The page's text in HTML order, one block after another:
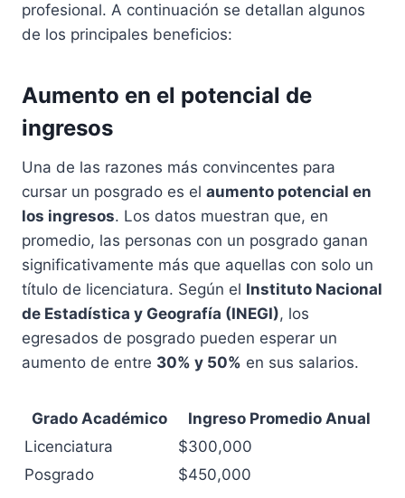
profesional. A continuación se detallan algunos
de los principales beneficios:
Aumento en el potencial de
ingresos
Una de las razones más convincentes para
cursar un posgrado es el aumento potencial en
los ingresos. Los datos muestran que, en
promedio, las personas con un posgrado ganan
significativamente más que aquellas con solo un
título de licenciatura. Según el Instituto Nacional
de Estadística y Geografía (INEGI), los
egresados de posgrado pueden esperar un
aumento de entre 30% y 50% en sus salarios.
Grado Académico
Ingreso Promedio Anual
Licenciatura
$300,000
Posgrado
$450,000